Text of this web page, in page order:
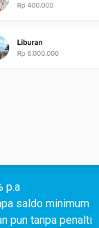
p.a
saldo minimum
pun tanpa penalti